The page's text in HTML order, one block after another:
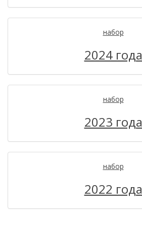
набор
2024 года
набор
2023 года
набор
2022 года